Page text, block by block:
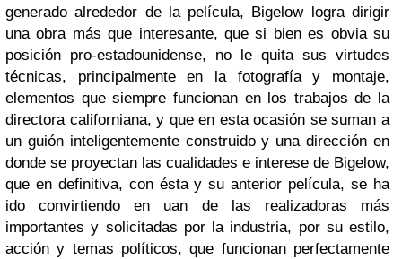
generado alrededor de la película, Bigelow logra dirigir
una obra más que interesante, que si bien es obvia su
posición pro-estadounidense, no le quita sus virtudes
técnicas, principalmente en la fotografía y montaje,
elementos que siempre funcionan en los trabajos de la
directora californiana, y que en esta ocasión se suman a
un guión inteligentemente construido y una dirección en
donde se proyectan las cualidades e interese de Bigelow,
que en definitiva, con ésta y su anterior película, se ha
ido convirtiendo en uan de las realizadoras más
importantes y solicitadas por la industria, por su estilo,
acción y temas políticos, que funcionan perfectamente